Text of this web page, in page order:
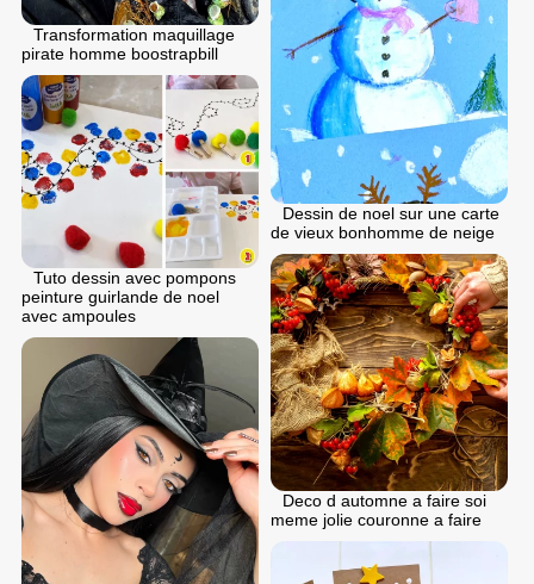
Transformation maquillage
pirate homme boostrapbill
Dessin de noel sur une carte
de vieux bonhomme de neige
Tuto dessin avec pompons
peinture guirlande de noel
avec ampoules
Deco d automne a faire soi
meme jolie couronne a faire